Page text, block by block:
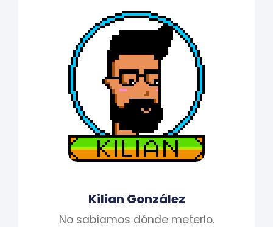
Kilian González
No sabíamos dónde meterlo.